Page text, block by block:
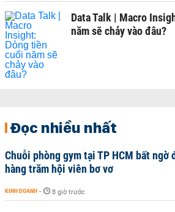
Data Talk | Macro
năm sẽ chảy vào đâu?
Đọc nhiều nhất
Chuỗi phòng gym tại TP HCM bất ngờ
hàng trăm hội viên bơ vơ
KINH DOANH - 8 giờ trước